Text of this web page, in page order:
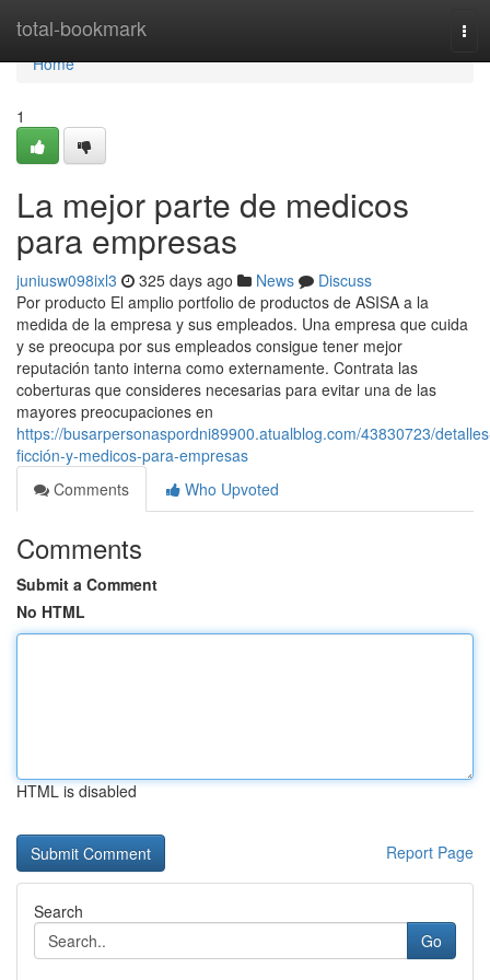
total-bookmark
Home
Home
1
La mejor parte de medicos
para empresas
juniusw098ixl3 325 days ago News
Discuss
Por producto El amplio portfolio de productos de ASISA a la
medida de la empresa y sus empleados. Una empresa que cuida
y se preocupa por sus empleados consigue tener mejor
reputación tanto interna como externamente. Contrata las
coberturas que consideres necesarias para evitar una de las
mayores preocupaciones en
https://busarpersonaspordni89900.atualblog.com/43830723/
ficción-y-medicos-para-empresas
Comments
Who Upvoted
Comments
Submit a Comment
No HTML
HTML is disabled
Report Page
Search
Go